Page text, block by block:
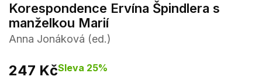
Korespondence Ervína Špindlera s
manželkou Marií
Anna Jonáková (ed.)
247 KčSleva 25%